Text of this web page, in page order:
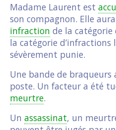
Madame Laurent est
son compagnon. Elle
infraction de la catégorie
la catégorie
sévèrement punie.
Une bande de braqueurs
poste. Un facteur a été
meurtre.
Un assassinat, un